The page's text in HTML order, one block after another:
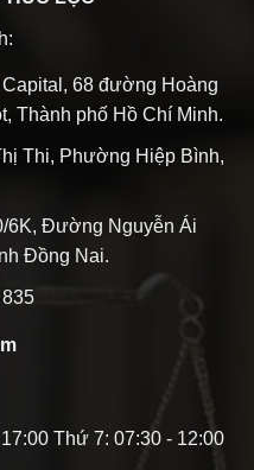
68 đường Hoàng
Thành phố Hồ Chí Minh.
Thi, Phường Hiệp Bình,
6K, Đường Nguyễn Ái
Đồng Nai.
Thứ 7: 07:30 - 12:00